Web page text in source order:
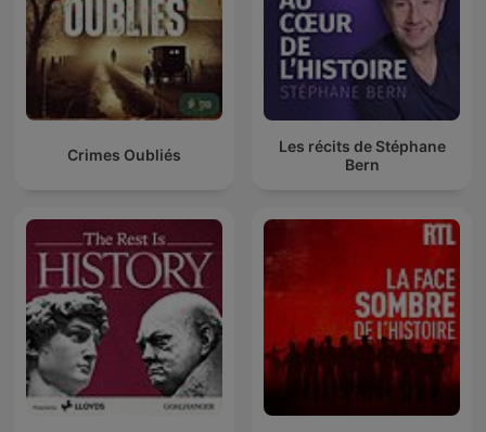
Crimes Oubliés
Les récits de Stéphane
Bern